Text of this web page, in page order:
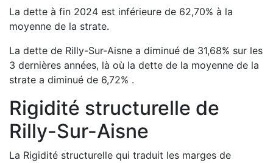
La dette à fin 2024 est inférieure de 62,70% à la
moyenne de la strate.
La dette de Rilly-Sur-Aisne a diminué de 31,68% sur les
3 dernières années, là où la dette de la moyenne de la
strate a diminué de 6,72% .
Rigidité structurelle de
Rilly-Sur-Aisne
La Rigidité structurelle qui traduit les marges de